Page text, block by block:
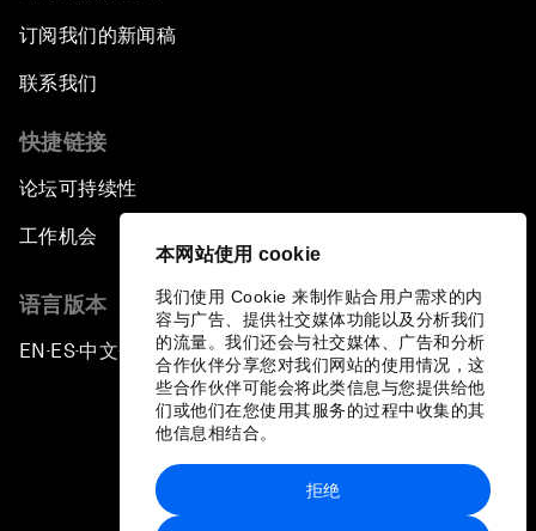
本网站使用 cookie
我们使用 Cookie 来制作贴合用户需求的内
容与广告、提供社交媒体功能以及分析我们
的流量。我们还会与社交媒体、广告和分析
合作伙伴分享您对我们网站的使用情况，这
些合作伙伴可能会将此类信息与您提供给他
们或他们在您使用其服务的过程中收集的其
他信息相结合。
拒绝
订阅我们的新闻稿
联系我们
快捷链接
论坛可持续性
工作机会
语言版本
EN ▪ES▪中文▪ 日本語